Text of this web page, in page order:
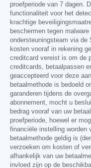
proefperiode van 7 dagen.
functionaliteit voor het
krachtige
beschermen tegen
ondersteuningsteam via de
kosten vooraf in rekening
creditcard vereist is om de
creditcards, betaalpassen
geaccepteerd voor deze
betaalmethode is bedoeld
garanderen tijdens de
abonnement, mocht u
bedrag vooraf van uw
proefperiode, hoewel er
financiële instelling worden
betaalmethode geldig is
verzoeken om kosten of
afhankelijk van uw
invloed zijn op de